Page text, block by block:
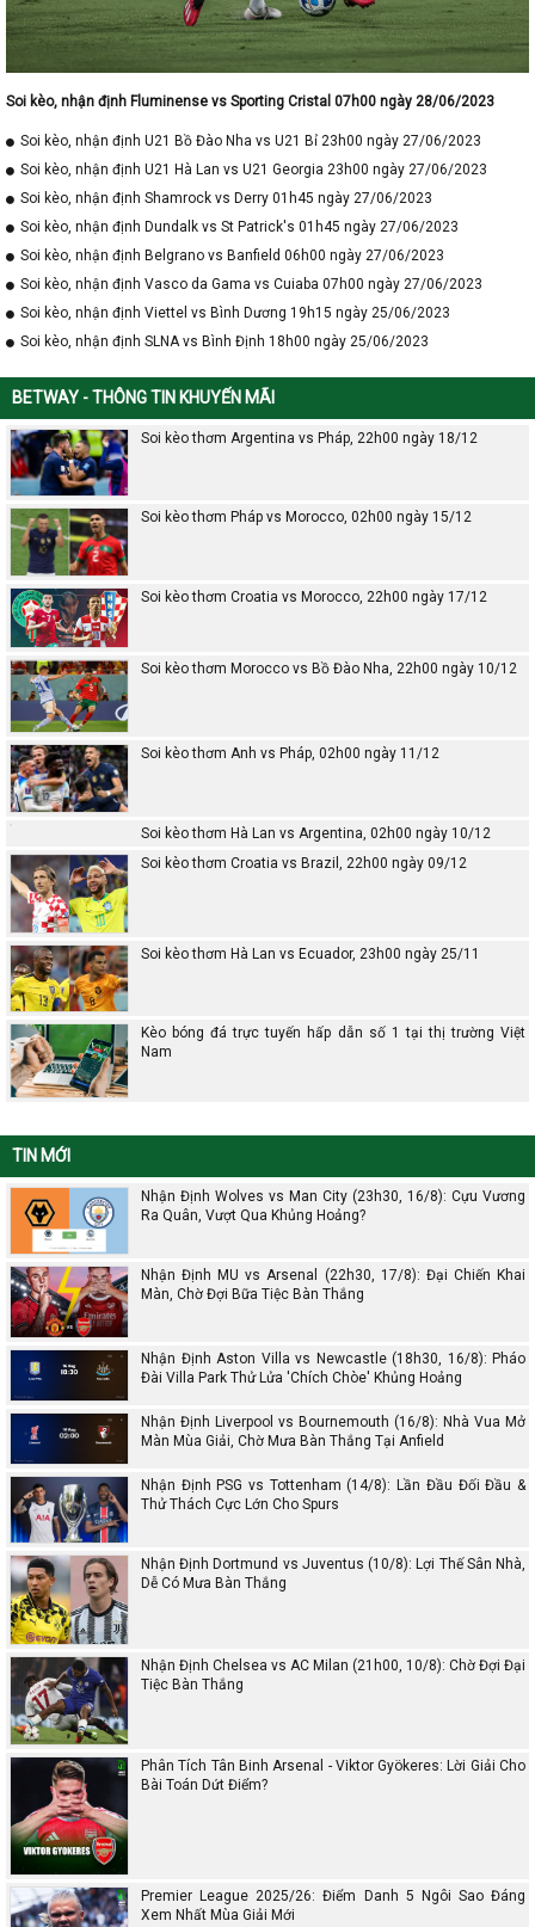
Soi kèo, nhận định Fluminense vs Sporting Cristal 07h00 ngày 28/06/2023
Soi kèo, nhận định U21 Bồ Đào Nha vs U21 Bỉ 23h00 ngày 27/06/2023
Soi kèo, nhận định U21 Hà Lan vs U21 Georgia 23h00 ngày 27/06/2023
Soi kèo, nhận định Shamrock vs Derry 01h45 ngày 27/06/2023
Soi kèo, nhận định Dundalk vs St Patrick's 01h45 ngày 27/06/2023
Soi kèo, nhận định Belgrano vs Banfield 06h00 ngày 27/06/2023
Soi kèo, nhận định Vasco da Gama vs Cuiaba 07h00 ngày 27/06/2023
Soi kèo, nhận định Viettel vs Bình Dương 19h15 ngày 25/06/2023
Soi kèo, nhận định SLNA vs Bình Định 18h00 ngày 25/06/2023
BETWAY - THÔNG TIN KHUYẾN MÃI
Soi kèo thơm Argentina vs Pháp, 22h00 ngày 18/12
Soi kèo thơm Pháp vs Morocco, 02h00 ngày 15/12
Soi kèo thơm Croatia vs Morocco, 22h00 ngày 17/12
Soi kèo thơm Morocco vs Bồ Đào Nha, 22h00 ngày 10/12
Soi kèo thơm Anh vs Pháp, 02h00 ngày 11/12
Soi kèo thơm Hà Lan vs Argentina, 02h00 ngày 10/12
Soi kèo thơm Croatia vs Brazil, 22h00 ngày 09/12
Soi kèo thơm Hà Lan vs Ecuador, 23h00 ngày 25/11
Kèo bóng đá trực tuyến hấp dẫn số 1 tại thị trường Việt
Nam
TIN MỚI
Nhận Định Wolves vs Man City (23h30, 16/8): Cựu Vương
Ra Quân, Vượt Qua Khủng Hoảng?
Nhận Định MU vs Arsenal (22h30, 17/8): Đại Chiến Khai
Màn, Chờ Đợi Bữa Tiệc Bàn Thắng
Nhận Định Aston Villa vs Newcastle (18h30, 16/8): Pháo
Đài Villa Park Thử Lửa 'Chích Chòe' Khủng Hoảng
Nhận Định Liverpool vs Bournemouth (16/8): Nhà Vua Mở
Màn Mùa Giải, Chờ Mưa Bàn Thắng Tại Anfield
Nhận Định PSG vs Tottenham (14/8): Lần Đầu Đối Đầu &
Thử Thách Cực Lớn Cho Spurs
Nhận Định Dortmund vs Juventus (10/8): Lợi Thế Sân Nhà,
Dễ Có Mưa Bàn Thắng
Nhận Định Chelsea vs AC Milan (21h00, 10/8): Chờ Đợi Đại
Tiệc Bàn Thắng
Phân Tích Tân Binh Arsenal - Viktor Gyökeres: Lời Giải Cho
Bài Toán Dứt Điểm?
Premier League 2025/26: Điểm Danh 5 Ngôi Sao Đáng
Xem Nhất Mùa Giải Mới